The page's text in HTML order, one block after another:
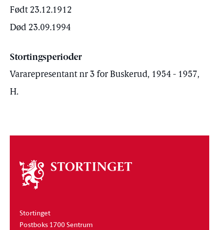
Født 23.12.1912
Død 23.09.1994
Stortingsperioder
Vararepresentant nr 3 for Buskerud, 1954 - 1957,
H.
Om
stortinget
Stortinget
Postboks 1700 Sentrum